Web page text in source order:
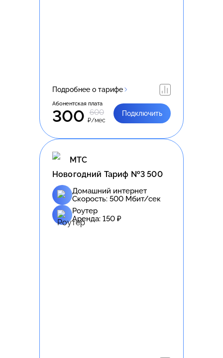
Подробнее о тарифе
Абонентская плата
300 600
₽/мес
Подключить
МТС
Новогодний Тариф №3 500
Домашний интернет
Скорость: 500 Мбит/сек
Роутер
Аренда: 150 ₽